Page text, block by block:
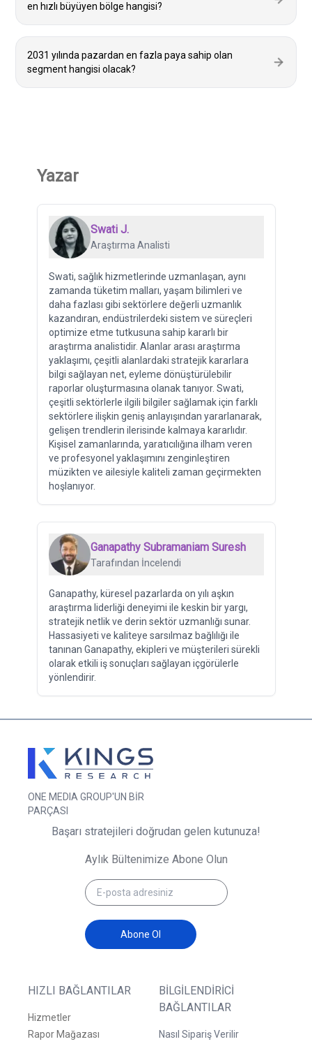
en hızlı büyüyen bölge hangisi?
2031 yılında pazardan en fazla paya sahip olan
segment hangisi olacak?
Yazar
Swati J.
Araştırma Analisti
Swati, sağlık hizmetlerinde uzmanlaşan, aynı
zamanda tüketim malları, yaşam bilimleri ve
daha fazlası gibi sektörlere değerli uzmanlık
kazandıran, endüstrilerdeki sistem ve süreçleri
optimize etme tutkusuna sahip kararlı bir
araştırma analistidir. Alanlar arası araştırma
yaklaşımı, çeşitli alanlardaki stratejik kararlara
bilgi sağlayan net, eyleme dönüştürülebilir
raporlar oluşturmasına olanak tanıyor. Swati,
çeşitli sektörlerle ilgili bilgiler sağlamak için farklı
sektörlere ilişkin geniş anlayışından yararlanarak,
gelişen trendlerin ilerisinde kalmaya kararlıdır.
Kişisel zamanlarında, yaratıcılığına ilham veren
ve profesyonel yaklaşımını zenginleştiren
müzikten ve ailesiyle kaliteli zaman geçirmekten
hoşlanıyor.
Ganapathy Subramaniam Suresh
Tarafından İncelendi
Ganapathy, küresel pazarlarda on yılı aşkın
araştırma liderliği deneyimi ile keskin bir yargı,
stratejik netlik ve derin sektör uzmanlığı sunar.
Hassasiyeti ve kaliteye sarsılmaz bağlılığı ile
tanınan Ganapathy, ekipleri ve müşterileri sürekli
olarak etkili iş sonuçları sağlayan içgörülerle
yönlendirir.
ONE MEDIA GROUP'UN BİR
PARÇASI
HIZLI BAĞLANTILAR
Hizmetler
Rapor Mağazası
BILGILENDIRICI
BAĞLANTILAR
Nasıl Sipariş Verilir
Başarı stratejileri doğrudan gelen kutunuza!
Aylık Bültenimize Abone Olun
Abone Ol